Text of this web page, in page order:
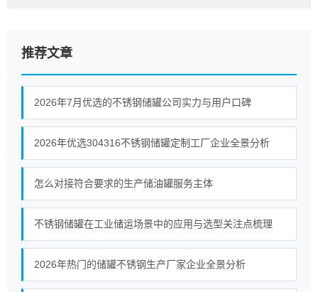
推荐文章
2026年7月优选的不锈钢储罐公司实力与用户口碑
2026年优选304316不锈钢储罐定制工厂企业全景分析
怎么对接符合要求的生产储油罐服务主体
不锈钢储罐在工业储运场景中的应用与选型关注点梳理
2026年热门的储罐不锈钢生产厂家企业全景分析